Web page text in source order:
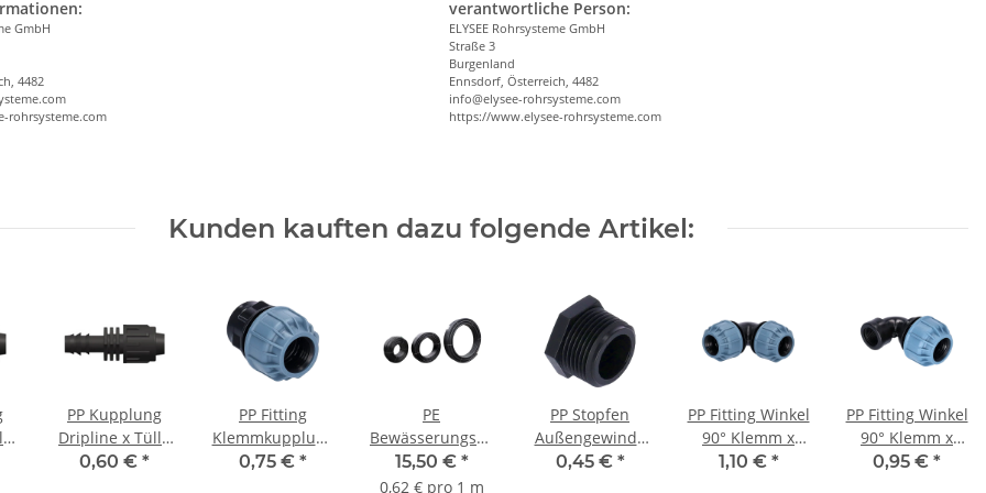
GmbH
4482
rohrsysteme.com
verantwortliche Person:
ELYSEE Rohrsysteme GmbH
Straße 3
Burgenland
Ennsdorf, Österreich, 4482
info@elysee-rohrsysteme.com
https://www.elysee-rohrsysteme.com
Kunden kauften dazu folgende Artikel:
PP Kupplung
Dripline x Tülle
20 x 16 mm PN6
0,60 € *
PP Fitting
Klemmkupplung
Klemm x
0,75 € *
PE
Bewässerungsrohr
PN4 20 x 1,25
mm SDR 17 25
15,50 € *
0,62 € pro 1 m
PP Stopfen
Außengewinde
(AG) 3/4" PN10
0,45 € *
PP Fitting Winkel
90° Klemm x
Klemm 20 x 20
1,10 € *
PP Fitting Winkel
90° Klemm x
Innengewinde
0,95 € *